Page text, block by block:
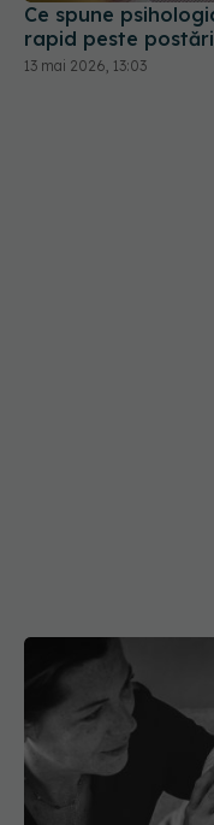
Ce spune
rapid peste
13 mai 2026, 13:03